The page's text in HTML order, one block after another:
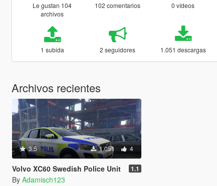
Le gustan 104
archivos
102 comentarios 0 vídeos
1 subida 2 seguidores 1.051 descargas
Archivos recientes
3.5 1.051 4
Volvo XC60 Swedish Police Unit 1.1
By Adamisch123